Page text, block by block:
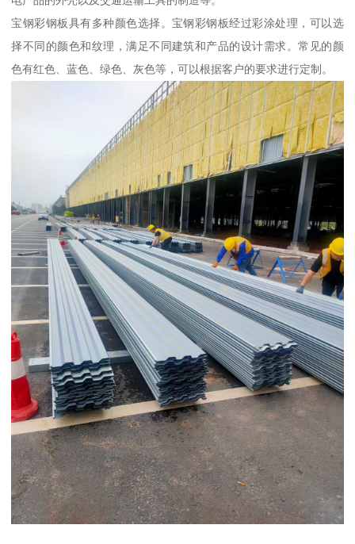
宝钢彩钢板具有多种颜色选择。宝钢彩钢板经过彩涂处理，可以选
择不同的颜色和纹理，满足不同建筑和产品的设计需求。常见的颜
色有红色、蓝色、绿色、灰色等，可以根据客户的要求进行定制。